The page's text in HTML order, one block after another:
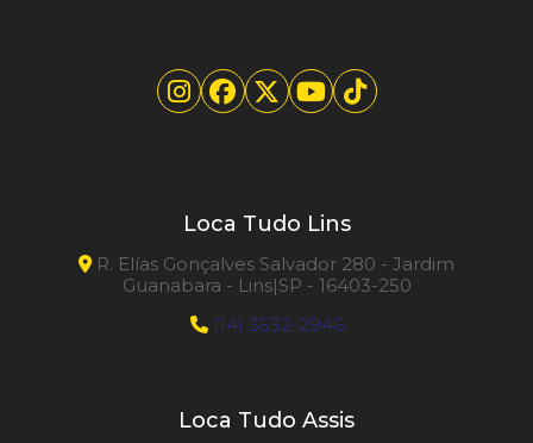
Loca Tudo Lins
R. Elías Gonçalves Salvador 280 - Jardim
Guanabara - Lins|SP - 16403-250
(14) 3532-2946
Loca Tudo Assis